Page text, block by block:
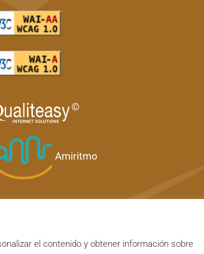
Amiritmo
el contenido y obtener información sobre